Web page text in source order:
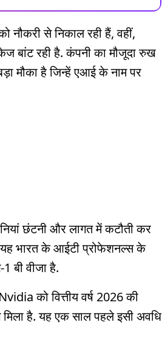
नौकरी से निकाल रही हैं, वहीं,
बांट रही है. कंपनी का मौजूदा रुख
मौका है जिन्हें एआई के नाम पर
छंटनी और लागत में कटौती कर
यह भारत के आईटी प्रोफेशनल्स के
बी वीजा है.
को वित्तीय वर्ष 2026 की
मिला है. यह एक साल पहले इसी अवधि